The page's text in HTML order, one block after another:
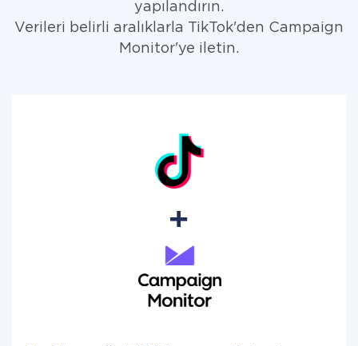
yapılandırın.
Verileri belirli aralıklarla TikTok'den Campaign
Monitor'ye iletin.